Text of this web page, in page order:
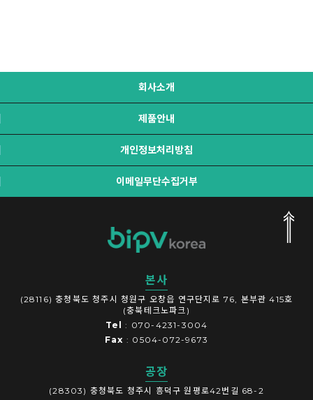
회사소개
제품안내
개인정보처리방침
이메일무단수집거부
본사
(28116) 충청북도 청주시 청원구 오창읍 연구단지로 76, 본부관 415호
(충북테크노파크)
Tel: 070-4231-3004
Fax : 0504-072-9673
공장
(28303) 충청북도 청주시 흥덕구 원평로42번길 68-2